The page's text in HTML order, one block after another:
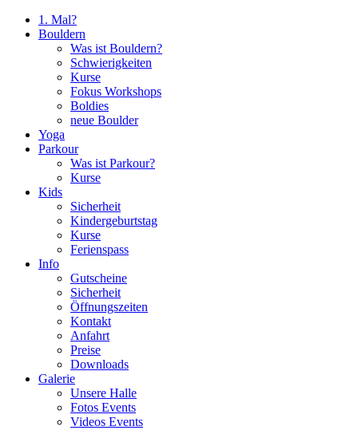
1. Mal?
Bouldern
Was ist Bouldern?
Schwierigkeiten
Kurse
Fokus Workshops
Boldies
neue Boulder
Yoga
Parkour
Was ist Parkour?
Kurse
Kids
Sicherheit
Kindergeburtstag
Kurse
Ferienspass
Info
Gutscheine
Sicherheit
Öffnungszeiten
Kontakt
Anfahrt
Preise
Downloads
Galerie
Unsere Halle
Fotos Events
Videos Events